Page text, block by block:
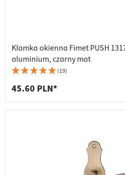
Klamka okienna Fimet PUSH
aluminium, czarny mat
(19)
45.60 PLN*